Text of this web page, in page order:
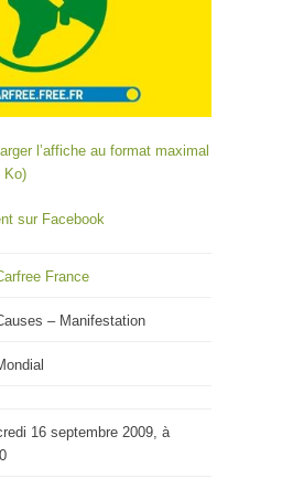
l’affiche au format maximal
Ko)
sur Facebook
France
– Manifestation
16 septembre 2009, à